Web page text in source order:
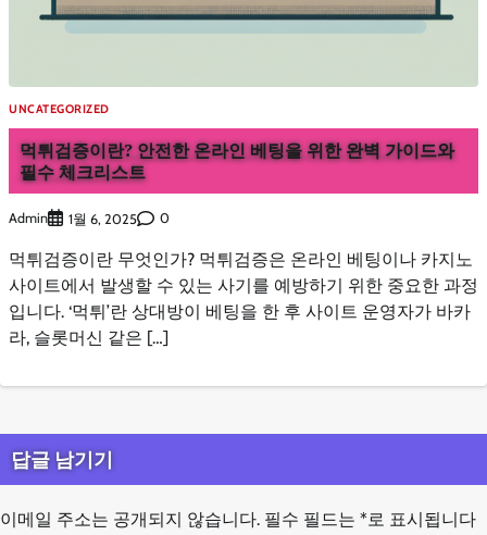
UNCATEGORIZED
먹튀검증이란? 안전한 온라인 베팅을 위한 완벽 가이드와
필수 체크리스트
Admin 1월 6, 2025 0
먹튀검증이란 무엇인가? 먹튀검증은 온라인 베팅이나 카지노
사이트에서 발생할 수 있는 사기를 예방하기 위한 중요한 과정
입니다. ‘먹튀’란 상대방이 베팅을 한 후 사이트 운영자가 바카
라, 슬롯머신 같은 […]
답글 남기기
이메일 주소는 공개되지 않습니다. 필수 필드는 *로 표시됩니다